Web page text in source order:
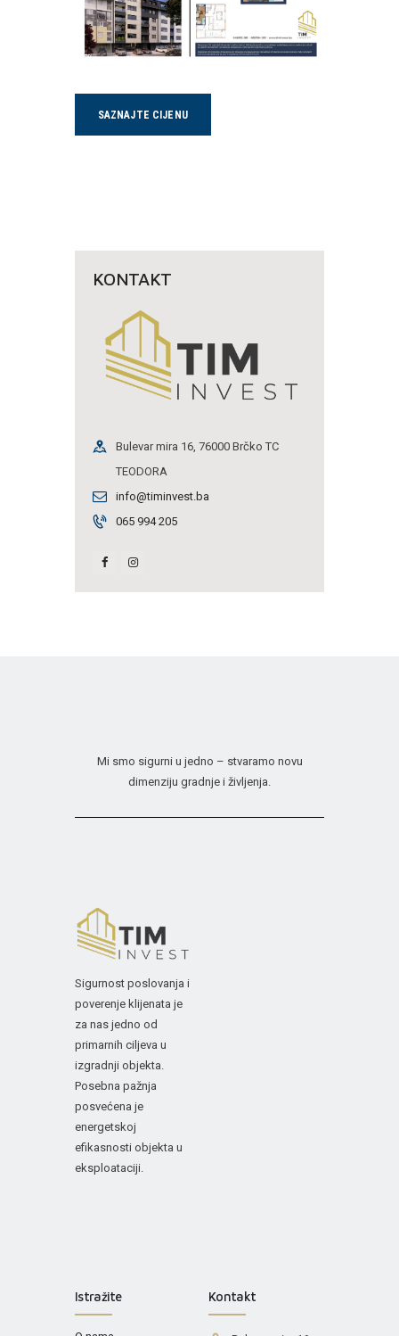
SAZNAJTE CIJENU
KONTAKT
Bulevar mira 16, 76000 Brčko TC
TEODORA
info@timinvest.ba
065 994 205
Mi smo sigurni u jedno – stvaramo novu
dimenziju gradnje i življenja.
Sigurnost poslovanja i
poverenje klijenata je
za nas jedno od
primarnih ciljeva u
izgradnji objekta.
Posebna pažnja
posvećena je
energetskoj
efikasnosti objekta u
eksploataciji.
Istražite Kontakt